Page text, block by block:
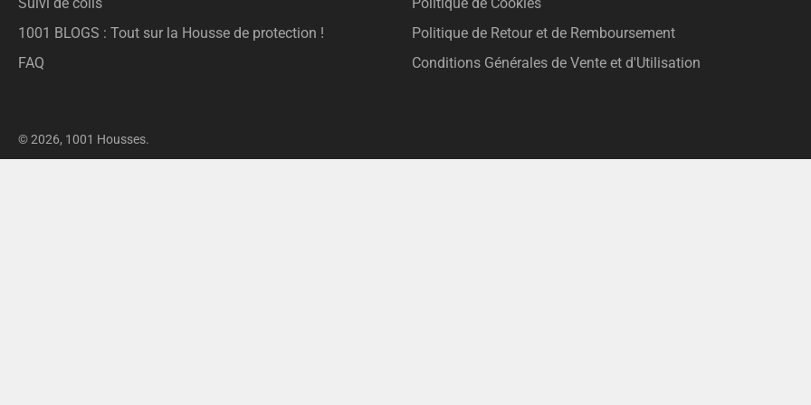
1001 BLOGS : Tout sur la Housse de protection !
FAQ
Politique de Retour et de Remboursement
Conditions Générales de Vente et d'Utilisation
© 2026, 1001 Housses.